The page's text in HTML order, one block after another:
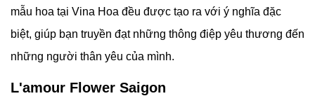
mẫu hoa tại Vina Hoa đều được tạo ra với ý nghĩa đặc
biệt, giúp bạn truyền đạt những thông điệp yêu thương đến
những người thân yêu của mình.
L'amour Flower Saigon